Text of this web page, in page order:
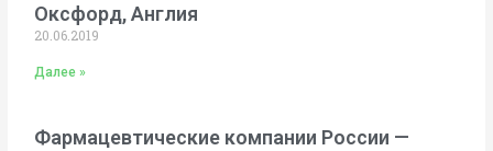
Оксфорд, Англия
20.06.2019
Далее »
Фармацевтические компании России —